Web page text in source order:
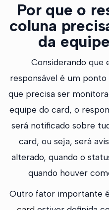
Por que o
coluna
da
Considerando que
responsável é um
que precisa ser
equipe do card, o
será notificado sobre
card, ou seja, será
alterado, quando o
quando houver
Outro fator importante